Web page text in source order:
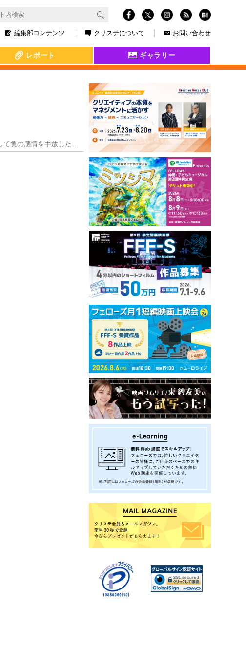
編集部コンテンツ クリステについて お問い合わせ
レポート ギャラリー